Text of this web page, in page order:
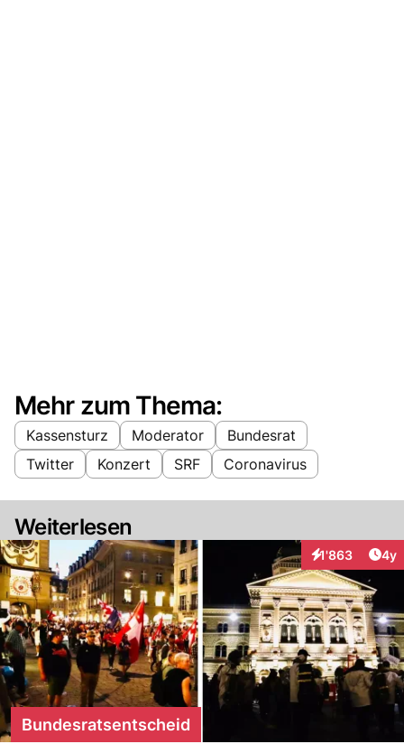
Mehr zum Thema:
Kassensturz Moderator
Bundesrat
Twitter
Konzert SRF Coronavirus
Weiterlesen
1'863
Interaktionen4y
Bundesratsentscheid